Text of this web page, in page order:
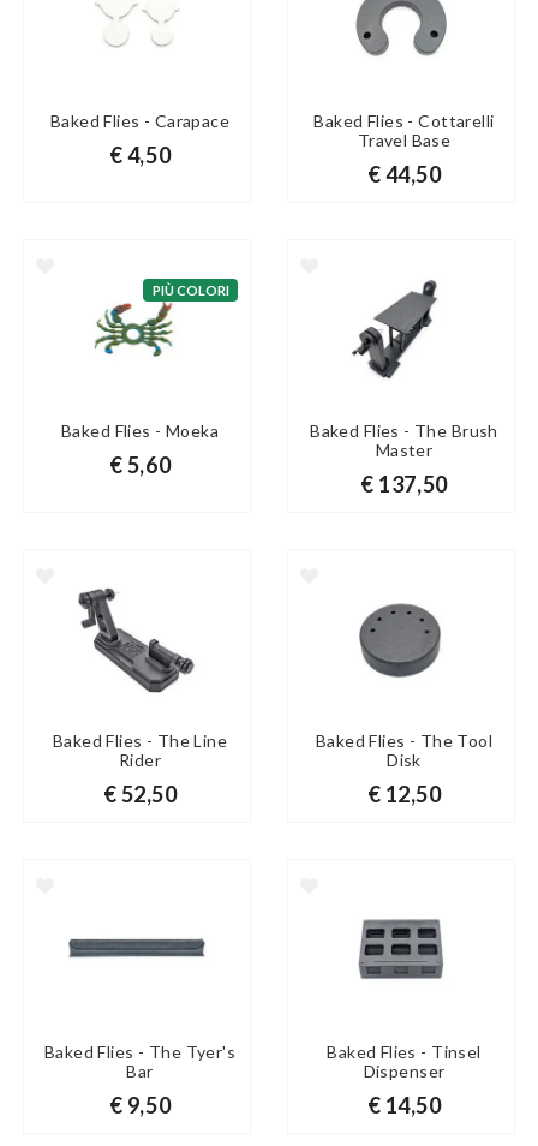
Baked Flies - Carapace
€ 4,50
Baked Flies - Cottarelli
Travel Base
€ 44,50
PIÙ COLORI
Baked Flies - Moeka
€ 5,60
Baked Flies - The Brush
Master
€ 137,50
Baked Flies - The Line
Rider
€ 52,50
Baked Flies - The Tool
Disk
€ 12,50
Baked Flies - The Tyer's
Bar
€ 9,50
Baked Flies - Tinsel
Dispenser
€ 14,50